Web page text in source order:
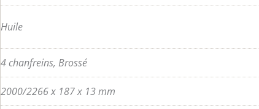
Huile
4 chanfreins, Brossé
2000/2266 x 187 x 13 mm